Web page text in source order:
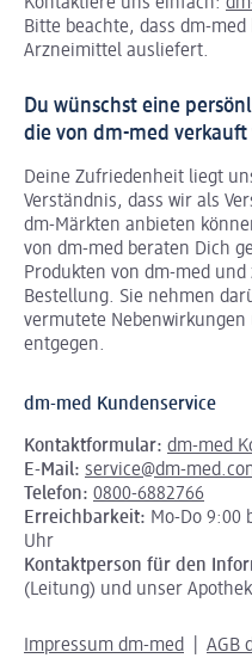
Bitte beachte, dass dm-
Arzneimittel ausliefert.
Du wünschst eine
die von dm-med verkauft
Deine Zufriedenheit liegt
Verständnis, dass wir als
dm-Märkten anbieten
von dm-med beraten Dich
Produkten von dm-med
Bestellung. Sie nehmen
vermutete
entgegen.
dm-med Kundenservice
Kontaktformular: dm-med
E-Mail: service@dm-
Telefon: 0800-6882766
Erreichbarkeit: Mo-Do 9:00
Uhr
Kontaktperson für den
(Leitung) und unser
Impressum dm-med
AGB